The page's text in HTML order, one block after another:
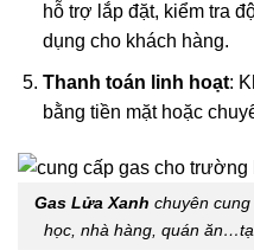
hỗ trợ lắp đặt, kiểm tra
dụng cho khách hàng.
Thanh toán linh hoạt:
bằng tiền mặt hoặc
Gas Lửa Xanh chuyên
học, nhà hàng, quán